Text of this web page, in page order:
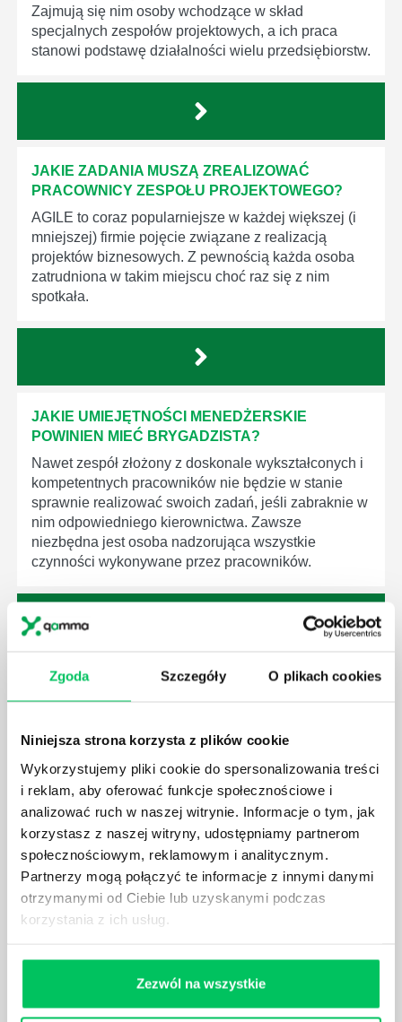
Zgoda Szczegóły O plikach cookies
Niniejsza strona korzysta z plików cookie
Wykorzystujemy pliki cookie do spersonalizowania treści
i reklam, aby oferować funkcje społecznościowe i
analizować ruch w naszej witrynie. Informacje o tym, jak
korzystasz z naszej witryny, udostępniamy partnerom
społecznościowym, reklamowym i analitycznym.
Partnerzy mogą połączyć te informacje z innymi danymi
otrzymanymi od Ciebie lub uzyskanymi podczas
korzystania z ich usług.
Zezwól na wszystkie
Zajmują się nim osoby wchodzące w skład
specjalnych zespołów projektowych, a ich praca
stanowi podstawę działalności wielu przedsiębiorstw.
JAKIE ZADANIA MUSZĄ ZREALIZOWAĆ
PRACOWNICY ZESPOŁU PROJEKTOWEGO?
AGILE to coraz popularniejsze w każdej większej (i
mniejszej) firmie pojęcie związane z realizacją
projektów biznesowych. Z pewnością każda osoba
zatrudniona w takim miejscu choć raz się z nim
spotkała.
JAKIE UMIEJĘTNOŚCI MENEDŻERSKIE
POWINIEN MIEĆ BRYGADZISTA?
Nawet zespół złożony z doskonale wykształconych i
kompetentnych pracowników nie będzie w stanie
sprawnie realizować swoich zadań, jeśli zabraknie w
nim odpowiedniego kierownictwa. Zawsze
niezbędna jest osoba nadzorująca wszystkie
czynności wykonywane przez pracowników.
JAK BRYGADZISTA MOŻE ROZWINĄĆ SWOJE
KOMPETENCJE MENEDŻERSKIE?
firmie. Osoba je pełniąca jest w pełni odpowiedzialna
za realizację działań podległych mu osób oraz
działu.
JAKĄ METODĘ ZARZĄDZANIA POWINIEN ZNAĆ
KAŻDY MENEDŻER?
się niezwykle przydatne. Zarządzanie zasobami
ludzkimi oraz poszczególnymi etapami projektu nie
jest jednak łatwe i warto mieć tego świadomość.